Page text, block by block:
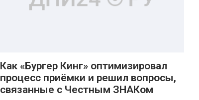
Как «Бургер Кинг» оптимизировал
процесс приёмки и решил вопросы,
связанные с Честным ЗНАКом